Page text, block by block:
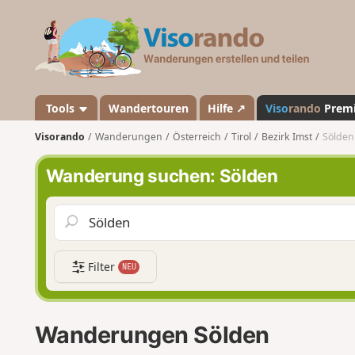
a
n
d
o
Tools Wandertouren Hilfe ↗ Visorando
Visorando Wanderungen Österreich Tirol Bezirk Imst Sölden
Wanderung suchen: Sölden
Filter NEU
Wanderungen Sölden